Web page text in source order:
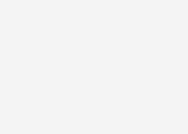
i la realitat material. Entre esperances
són. Entre aquestes dues posicions